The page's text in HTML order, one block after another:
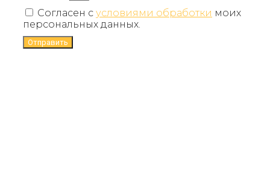
Согласен с условиями обработки моих
персональных данных.
Отправить